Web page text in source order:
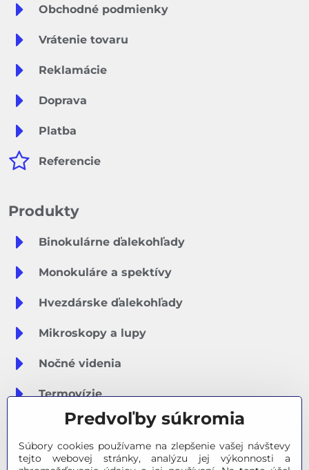
Obchodné podmienky
Vrátenie tovaru
Reklamácie
Doprava
Platba
Referencie
Produkty
Binokulárne ďalekohľady
Monokuláre a spektívy
Hvezdárske ďalekohľady
Mikroskopy a lupy
Nočné videnia
Termovízie
Meteostanice
Značky
Predvoľby súkromia
Súbory cookies používame na zlepšenie vašej návštevy
tejto webovej stránky, analýzu jej výkonnosti a